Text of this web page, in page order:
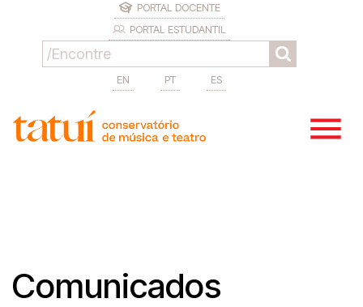
PORTAL DOCENTE
PORTAL ESTUDANTIL
EN PT ES
Comunicados